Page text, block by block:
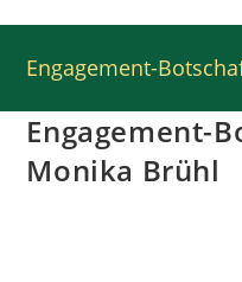
Engagement-
Engagement-
Monika Brühl